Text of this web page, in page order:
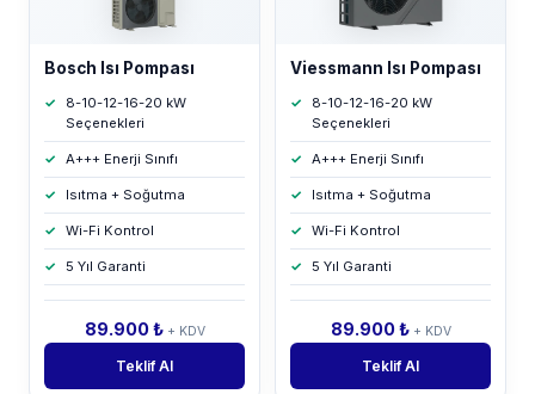
Bosch Isı Pompası
8-10-12-16-20 kW
Seçenekleri
A+++ Enerji Sınıfı
Isıtma + Soğutma
Wi-Fi Kontrol
5 Yıl Garanti
89.900 ₺ + KDV
Teklif Al
Viessmann Isı Pompası
8-10-12-16-20 kW
Seçenekleri
A+++ Enerji Sınıfı
Isıtma + Soğutma
Wi-Fi Kontrol
5 Yıl Garanti
89.900 ₺ + KDV
Teklif Al